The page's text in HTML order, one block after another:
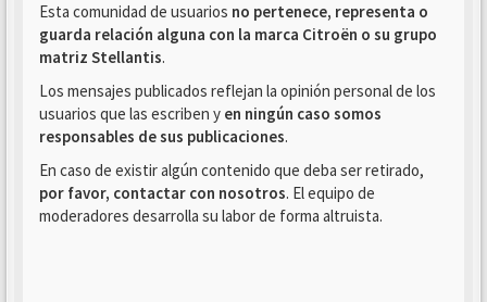
Esta comunidad de usuarios no pertenece, representa o
guarda relación alguna con la marca Citroën o su grupo
matriz Stellantis.
Los mensajes publicados reflejan la opinión personal de los
usuarios que las escriben y en ningún caso somos
responsables de sus publicaciones.
En caso de existir algún contenido que deba ser retirado,
por favor, contactar con nosotros. El equipo de
moderadores desarrolla su labor de forma altruista.